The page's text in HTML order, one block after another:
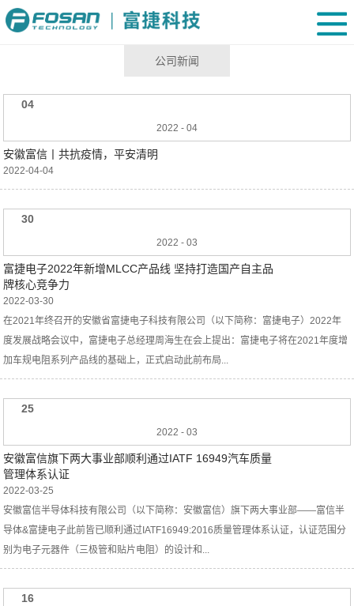
公司新闻
04
2022 - 04
安徽富信丨共抗疫情，平安清明
2022-04-04
30
2022 - 03
富捷电子2022年新增MLCC产品线 坚持打造国产自主品
牌核心竞争力
2022-03-30
在2021年终召开的安徽省富捷电子科技有限公司（以下简称：富捷电子）2022年
度发展战略会议中，富捷电子总经理周海生在会上提出：富捷电子将在2021年度增
加车规电阻系列产品线的基础上，正式启动此前布局...
25
2022 - 03
安徽富信旗下两大事业部顺利通过IATF 16949汽车质量
管理体系认证
2022-03-25
安徽富信半导体科技有限公司（以下简称：安徽富信）旗下两大事业部——富信半
导体&富捷电子此前皆已顺利通过IATF16949:2016质量管理体系认证，认证范围分
别为电子元器件（三极管和贴片电阻）的设计和...
16